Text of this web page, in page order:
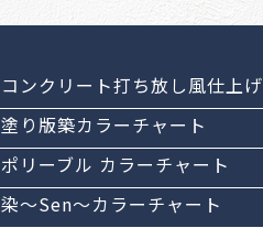
コンクリート打ち放し風仕上げ
塗り版築カラーチャート
ポリーブル カラーチャート
染～Sen～カラーチャート